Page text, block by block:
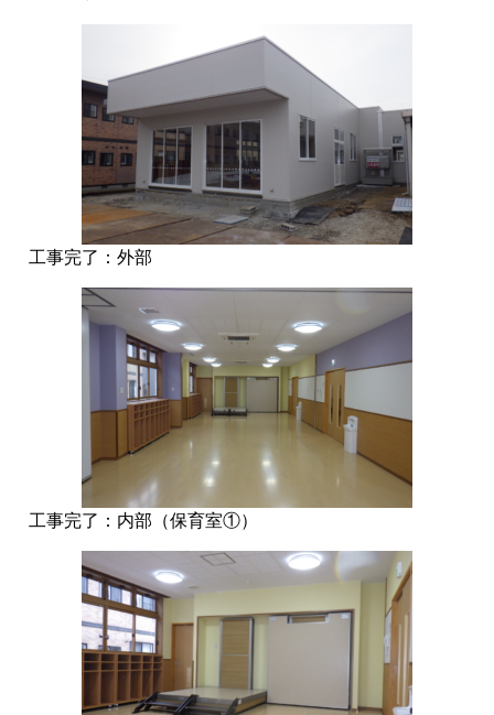
工事完了：外部
工事完了：内部（保育室①）